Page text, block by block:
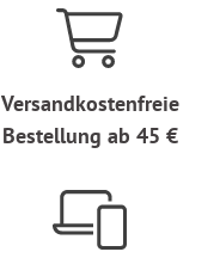
Versandkostenfreie
Bestellung ab 45 €